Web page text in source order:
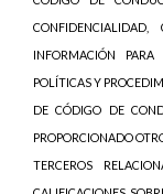
INFORMACIÓN
POLÍTICAS Y
DE CÓDIGO DE
PROPORCIONADO
TERCEROS